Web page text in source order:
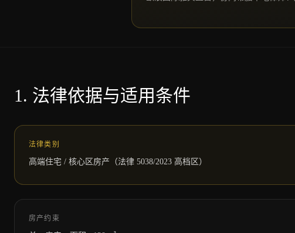
1. 法律依据与适用条件
法律类别
高端住宅 / 核心区房产（法律 5038/2023 高档区）
房产约束